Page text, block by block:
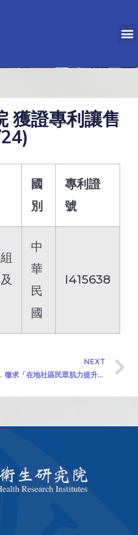
獲證專利讓售
國
別
專利證
號
中
華
民
國
I415638
移轉廠商(2024/9/26)
NEXT
徵求「在地社區民眾肌力提升介入成效驗證計畫」產學合作廠商(2024/10/25)